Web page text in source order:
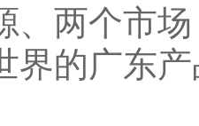
、两个市
界的广东